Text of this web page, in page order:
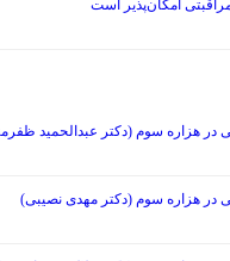
امکان‌پذیر است
هزاره سوم (دکتر عبدالحمید
در هزاره سوم (دکتر مهدی نصیبی)